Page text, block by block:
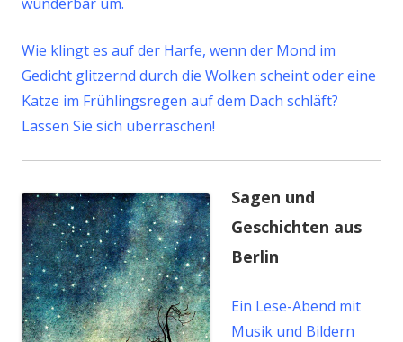
Wie klingt es auf der Harfe, wenn der Mond im
Gedicht glitzernd durch die Wolken scheint oder eine
Katze im Frühlingsregen auf dem Dach schläft?
Lassen Sie sich überraschen!
Sagen und
Geschichten aus
Berlin
Ein Lese-Abend mit
Musik und Bildern